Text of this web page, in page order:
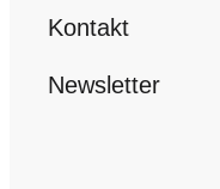
Kontakt
Newsletter